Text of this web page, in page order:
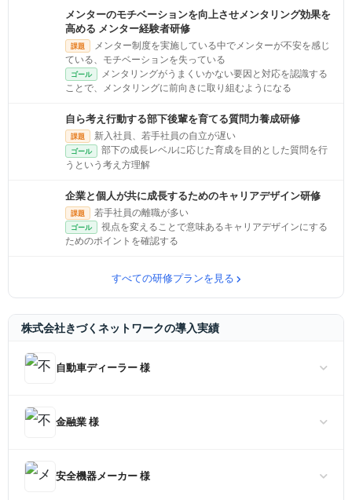
メンターのモチベーションを向上させメンタリング効果を
高める メンター経験者研修
課題
メンター制度を実施している中でメンターが不安を感じ
ている、モチベーションを失っている
ゴール
メンタリングがうまくいかない要因と対応を認識する
ことで、メンタリングに前向きに取り組むようになる
自ら考え行動する部下後輩を育てる質問力養成研修
課題 新入社員、若手社員の自立が遅い
ゴール
部下の成長レベルに応じた育成を目的とした質問を行
うという考え方理解
企業と個人が共に成長するためのキャリアデザイン研修
課題 若手社員の離職が多い
ゴール
視点を変えることで意味あるキャリアデザインにする
ためのポイントを確認する
すべての研修プランを見る
株式会社きづくネットワークの導入実績
自動車ディーラー 様
金融業 様
安全機器メーカー 様